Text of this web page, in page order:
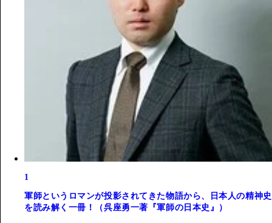
1
軍師というロマンが投影されてきた物語から、日本人の精神史
を読み解く一冊！（呉座勇一著『軍師の日本史』）